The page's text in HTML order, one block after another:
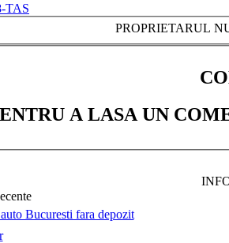
TAS
PROPRIETARUL
A LASA UN
Bucuresti fara depozit